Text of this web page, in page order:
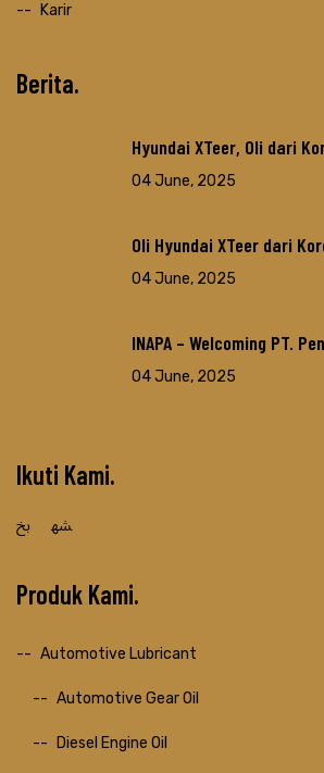
Karir
Berita
Hyundai XTeer, Oli dari
04 June, 2025
Oli Hyundai XTeer dari
04 June, 2025
INAPA – Welcoming PT.
04 June, 2025
Ikuti Kami
Produk Kami
Automotive Lubricant
Automotive Gear Oil
Diesel Engine Oil